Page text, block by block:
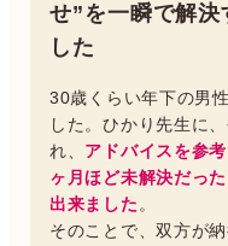
せ”を一瞬で解決
した
30歳くらい年下の男
した。ひかり先生に
れ、 アドバイスを参
ヶ月ほど未解決だっ
出来ました 。
そのことで、双方が